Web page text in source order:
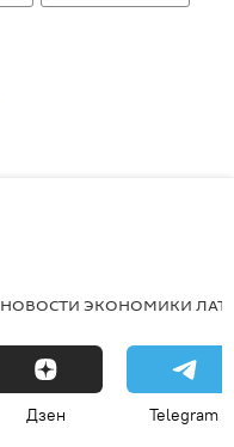
НОВОСТИ ЭКОНОМИКИ
Дзен Telegram